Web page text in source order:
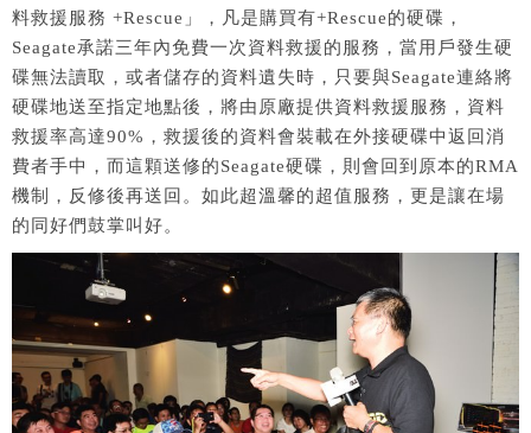
料救援服務 +Rescue」，凡是購買有+Rescue的硬碟，
Seagate承諾三年內免費一次資料救援的服務，當用戶發生硬
碟無法讀取，或者儲存的資料遺失時，只要與Seagate連絡將
硬碟地送至指定地點後，將由原廠提供資料救援服務，資料
救援率高達90%，救援後的資料會裝載在外接硬碟中返回消
費者手中，而這顆送修的Seagate硬碟，則會回到原本的RMA
機制，反修後再送回。如此超溫馨的超值服務，更是讓在場
的同好們鼓掌叫好。